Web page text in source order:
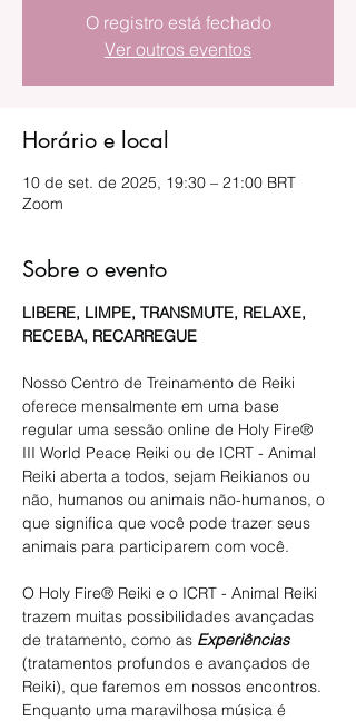
O registro está fechado
Ver outros eventos
Horário e local
10 de set. de 2025, 19:30 – 21:00 BRT
Zoom
Sobre o evento
LIBERE, LIMPE, TRANSMUTE, RELAXE,
RECEBA, RECARREGUE
Nosso Centro de Treinamento de Reiki
oferece mensalmente em uma base
regular uma sessão online de Holy Fire®
III World Peace Reiki ou de ICRT - Animal
Reiki aberta a todos, sejam Reikianos ou
não, humanos ou animais não-humanos, o
que significa que você pode trazer seus
animais para participarem com você.
O Holy Fire® Reiki e o ICRT - Animal Reiki
trazem muitas possibilidades avançadas
de tratamento, como as Experiências
(tratamentos profundos e avançados de
Reiki), que faremos em nossos encontros.
Enquanto uma maravilhosa música é